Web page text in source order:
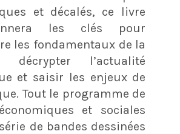
et décalés, ce livre
les clés pour
les fondamentaux de la
décrypter l’actualité
et saisir les enjeux de
Tout le programme de
et sociales
de bandes dessinées